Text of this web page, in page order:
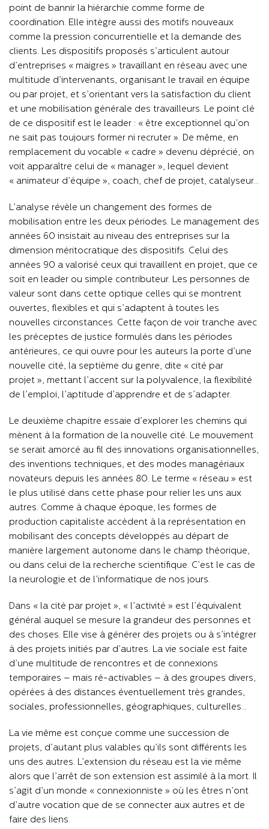
point de bannir la hiérarchie comme forme de
coordination. Elle intègre aussi des motifs nouveaux
comme la pression concurrentielle et la demande des
clients. Les dispositifs proposés s’articulent autour
d’entreprises « maigres » travaillant en réseau avec une
multitude d’intervenants, organisant le travail en équipe
ou par projet, et s’orientant vers la satisfaction du client
et une mobilisation générale des travailleurs. Le point clé
de ce dispositif est le leader : « être exceptionnel qu’on
ne sait pas toujours former ni recruter ». De même, en
remplacement du vocable « cadre » devenu déprécié, on
voit apparaître celui de « manager », lequel devient
« animateur d’équipe », coach, chef de projet, catalyseur…
L’analyse révèle un changement des formes de
mobilisation entre les deux périodes. Le management des
années 60 insistait au niveau des entreprises sur la
dimension méritocratique des dispositifs. Celui des
années 90 a valorisé ceux qui travaillent en projet, que ce
soit en leader ou simple contributeur. Les personnes de
valeur sont dans cette optique celles qui se montrent
ouvertes, flexibles et qui s’adaptent à toutes les
nouvelles circonstances. Cette façon de voir tranche avec
les préceptes de justice formulés dans les périodes
antérieures, ce qui ouvre pour les auteurs la porte d’une
nouvelle cité, la septième du genre, dite « cité par
projet », mettant l’accent sur la polyvalence, la flexibilité
de l’emploi, l’aptitude d’apprendre et de s’adapter.
Le deuxième chapitre essaie d’explorer les chemins qui
mènent à la formation de la nouvelle cité. Le mouvement
se serait amorcé au fil des innovations organisationnelles,
des inventions techniques, et des modes managériaux
novateurs depuis les années 80. Le terme « réseau » est
le plus utilisé dans cette phase pour relier les uns aux
autres. Comme à chaque époque, les formes de
production capitaliste accèdent à la représentation en
mobilisant des concepts développés au départ de
manière largement autonome dans le champ théorique,
ou dans celui de la recherche scientifique. C’est le cas de
la neurologie et de l’informatique de nos jours.
Dans « la cité par projet », « l’activité » est l’équivalent
général auquel se mesure la grandeur des personnes et
des choses. Elle vise à générer des projets ou à s’intégrer
à des projets initiés par d’autres. La vie sociale est faite
d’une multitude de rencontres et de connexions
temporaires – mais ré-activables – à des groupes divers,
opérées à des distances éventuellement très grandes,
sociales, professionnelles, géographiques, culturelles…
La vie même est conçue comme une succession de
projets, d’autant plus valables qu’ils sont différents les
uns des autres. L’extension du réseau est la vie même
alors que l’arrêt de son extension est assimilé à la mort. Il
s’agit d’un monde « connexionniste » où les êtres n’ont
d’autre vocation que de se connecter aux autres et de
faire des liens.